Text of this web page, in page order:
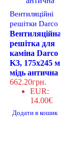
Вентиляційні
решітки Darco
Вентиляційна
решітка для
каміна Darco
K3, 175х245 мм,
мідь антична
662.20грн.
EUR:
14.00€
Додати в кошик